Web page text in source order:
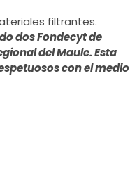
filtrantes.
dos Fondecyt de
del Maule. Esta
con el medio